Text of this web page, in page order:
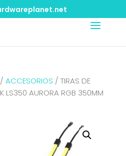
/ ACCESORIOS / TIRAS DE
LS350 AURORA RGB 350MM